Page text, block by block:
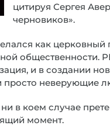
цитируя Сергея
черновиков».
как церковный
общественности.
и в создании
просто неверующие
в коем случае
момент.